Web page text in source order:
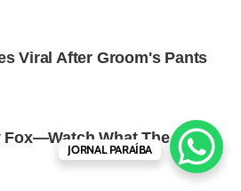
JORNAL PARAÍBA